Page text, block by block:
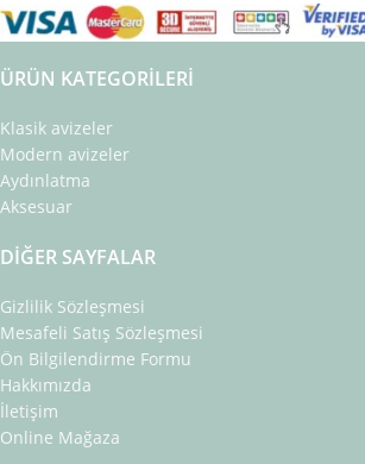
ÜRÜN KATEGORILERI
Klasik avizeler
Modern avizeler
Aydınlatma
Aksesuar
DIĞER SAYFALAR
Gizlilik Sözleşmesi
Mesafeli Satış Sözleşmesi
Ön Bilgilendirme Formu
Hakkımızda
İletişim
Online Mağaza